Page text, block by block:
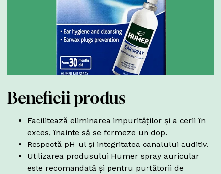
Beneficii produs
Facilitează eliminarea impurităților și a cerii în
exces, înainte să se formeze un dop.
Respectă pH-ul și integritatea canalului auditiv.
Utilizarea produsului Humer spray auricular
este recomandată și pentru purtătorii de